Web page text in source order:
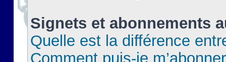
Signets et abonnements
Quelle est la différence
Comment puis-je